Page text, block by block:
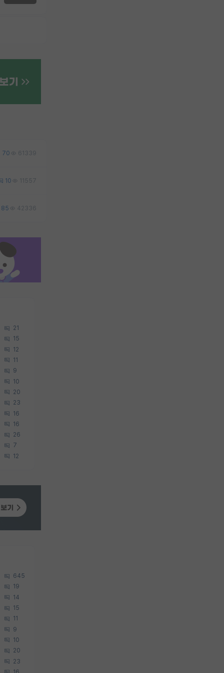
70 61339
10 11557
85 42336
21
15
12
11
9
10
20
23
16
16
26
7
12
645
19
14
15
11
9
10
20
23